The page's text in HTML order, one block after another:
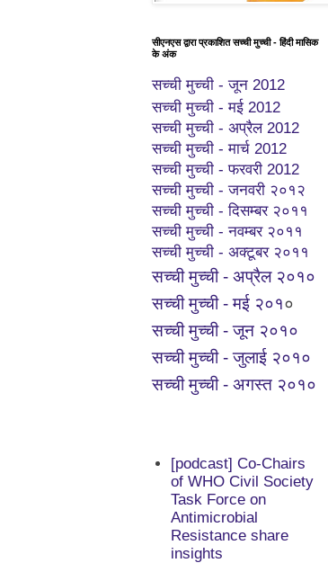
सीएनएस द्वारा प्रकाशित सच्ची मुच्ची - हिंदी मासिक
के अंक
सच्ची मुच्ची - जून 2012
सच्ची मुच्ची - मई 2012
सच्ची मुच्ची - अप्रैल 2012
सच्ची मुच्ची - मार्च 2012
सच्ची मुच्ची - फरवरी 2012
सच्ची मुच्ची - जनवरी २०१२
सच्ची मुच्ची - दिसम्बर २०११
सच्ची मुच्ची - नवम्बर २०११
सच्ची मुच्ची - अक्टूबर २०११
सच्ची मुच्ची - अप्रैल २०१०
सच्ची मुच्ची - मई २०१०
सच्ची मुच्ची - जून २०१०
सच्ची मुच्ची - जुलाई २०१०
सच्ची मुच्ची - अगस्त २०१०
[podcast] Co-Chairs
of WHO Civil Society
Task Force on
Antimicrobial
Resistance share
insights